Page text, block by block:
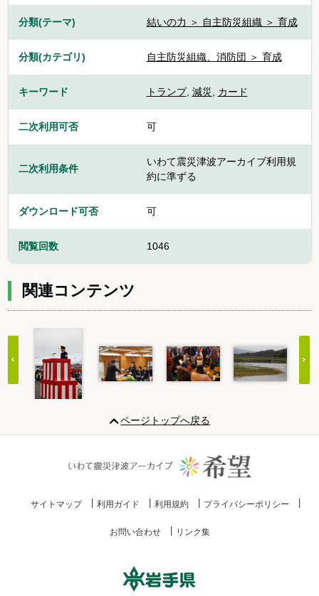
分類(テーマ) 結いの力 ＞ 自主防災組織 ＞ 育成
分類(カテゴリ) 自主防災組織、消防団 ＞ 育成
キーワード トランプ, 減災, カード
二次利用可否 可
二次利用条件
いわて震災津波アーカイブ利用規
約に準ずる
ダウンロード可否 可
閲覧回数 1046
関連コンテンツ
20
ページトップへ戻る
サイトマップ 利用ガイド 利用規約 プライバシーポリシー
お問い合わせ リンク集